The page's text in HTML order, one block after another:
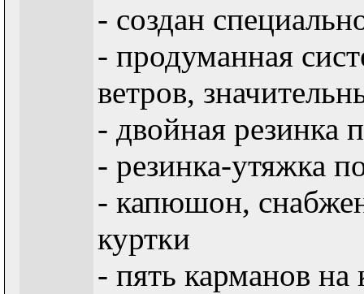
- создан
- продуманная
ветров,
- двойная резинка
- резинка-утяжка
- капюшон,
куртки
- пять карманов